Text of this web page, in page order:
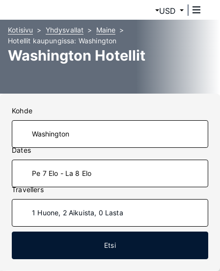
USD
Kotisivu Yhdysvallat
Maine
Hotellit kaupungissa: Washington
Washington Hotellit
Kohde
Dates
Pe 7 Elo - La 8 Elo
Travellers
1 Huone, 2 Aikuista, 0 Lasta
Etsi